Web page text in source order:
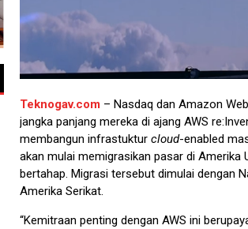
Teknogav.com – Nasdaq dan Amazon
jangka panjang mereka di ajang AWS
membangun infrastuktur cloud-enabled
akan mulai memigrasikan pasar di Amerika
bertahap. Migrasi tersebut dimulai dengan
Amerika Serikat.
“Kemitraan penting dengan AWS ini